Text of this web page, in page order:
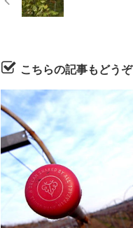
こちらの記事もどうぞ